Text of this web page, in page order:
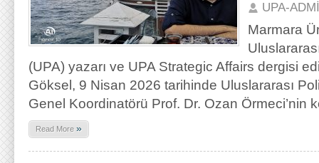
UPA-
Marmara
(UPA) yazarı ve UPA Strategic Affairs dergisi
Göksel, 9 Nisan 2026 tarihinde Uluslararası
Genel Koordinatörü Prof. Dr. Ozan Örmeci’nin
Read More »